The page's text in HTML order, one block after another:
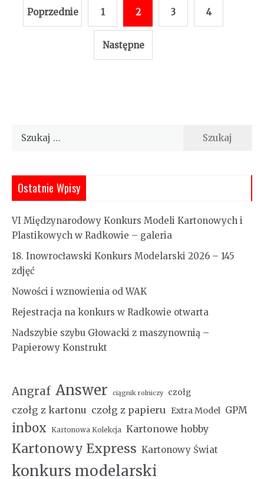
Poprzednie 1 2 3 4
Następne
Szukaj:
Ostatnie Wpisy
VI Międzynarodowy Konkurs Modeli Kartonowych i
Plastikowych w Radkowie – galeria
18. Inowrocławski Konkurs Modelarski 2026 – 145
zdjęć
Nowości i wznowienia od WAK
Rejestracja na konkurs w Radkowie otwarta
Nadszybie szybu Głowacki z maszynownią –
Papierowy Konstrukt
Angraf Answer ciągnik rolniczy czołg
czołg z kartonu czołg z papieru Extra Model GPM
inbox Kartonowa Kolekcja Kartonowe hobby
Kartonowy Express Kartonowy Świat
konkurs modelarski